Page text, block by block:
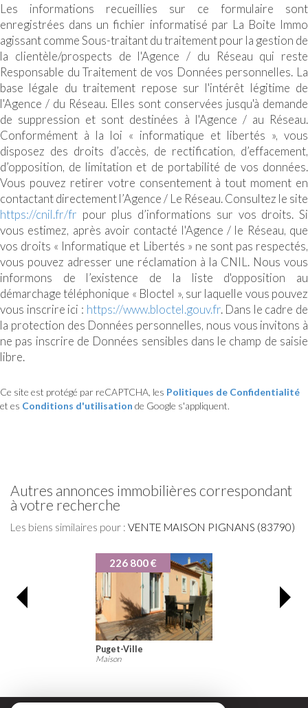
Les informations recueillies sur ce formulaire sont
enregistrées dans un fichier informatisé par La Boite Immo
agissant comme Sous-traitant du traitement pour la gestion de
la clientèle/prospects de l'Agence / du Réseau qui reste
Responsable du Traitement de vos Données personnelles. La
base légale du traitement repose sur l'intérêt légitime de
l'Agence / du Réseau. Elles sont conservées jusqu'à demande
de suppression et sont destinées à l'Agence / au Réseau.
Conformément à la loi « informatique et libertés », vous
disposez des droits d’accès, de rectification, d’effacement,
d’opposition, de limitation et de portabilité de vos données.
Vous pouvez retirer votre consentement à tout moment en
contactant directement l’Agence / Le Réseau. Consultez le site
https://cnil.fr/fr pour plus d’informations sur vos droits. Si
vous estimez, après avoir contacté l'Agence / le Réseau, que
vos droits « Informatique et Libertés » ne sont pas respectés,
vous pouvez adresser une réclamation à la CNIL. Nous vous
informons de l’existence de la liste d'opposition au
démarchage téléphonique « Bloctel », sur laquelle vous pouvez
vous inscrire ici : https://www.bloctel.gouv.fr. Dans le cadre de
la protection des Données personnelles, nous vous invitons à
ne pas inscrire de Données sensibles dans le champ de saisie
libre.
Ce site est protégé par reCAPTCHA, les Politiques de Confidentialité
et es Conditions d'utilisation de Google s'appliquent.
autres annonces immobilières correspondant
à votre recherche
Les biens similaires pour : VENTE MAISON PIGNANS (83790)
226 800 €
Puget-Ville
Maison